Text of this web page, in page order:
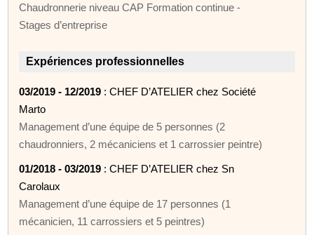
Chaudronnerie niveau CAP Formation continue -
Stages d’entreprise
Expériences professionnelles
03/2019 - 12/2019 : CHEF D’ATELIER chez Société
Marto
Management d’une équipe de 5 personnes (2
chaudronniers, 2 mécaniciens et 1 carrossier peintre)
01/2018 - 03/2019 : CHEF D’ATELIER chez Sn
Carolaux
Management d’une équipe de 17 personnes (1
mécanicien, 11 carrossiers et 5 peintres)